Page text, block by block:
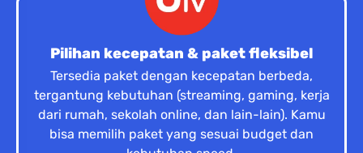
Pilihan kecepatan & paket fleksibel
Tersedia paket dengan kecepatan berbeda,
tergantung kebutuhan (streaming, gaming, kerja
dari rumah, sekolah online, dan lain-lain). Kamu
bisa memilih paket yang sesuai budget dan